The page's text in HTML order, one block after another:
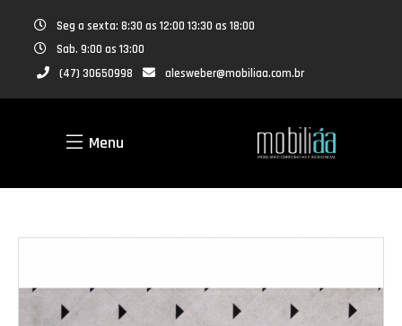
Seg a sexta: 8:30 as 12:00 13:30 as 18:00
Sab. 9:00 as 13:00
(47) 30650998
alesweber@mobiliaa.com.br
Menu